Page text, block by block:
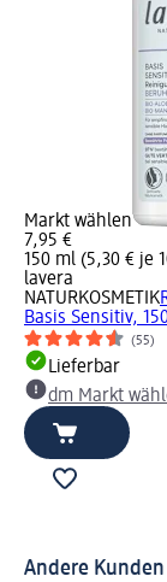
Markt wählen
7,95 €
150 ml (5,30 € je
lavera
NATURKOSMETIK
Basis Sensitiv,
(55)
Lieferbar
dm Markt
Andere